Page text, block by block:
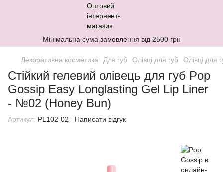
Мінімальна сума замовлення від 2500 грн
Декоративна косметика Для губ Олівці для губ Олівці для
Стійкий гелевий олівець для губ Pop
Gossip Easy Longlasting Gel Lip Liner
- №02 (Honey Bun)
Артикул: PL102-02 Написати відгук